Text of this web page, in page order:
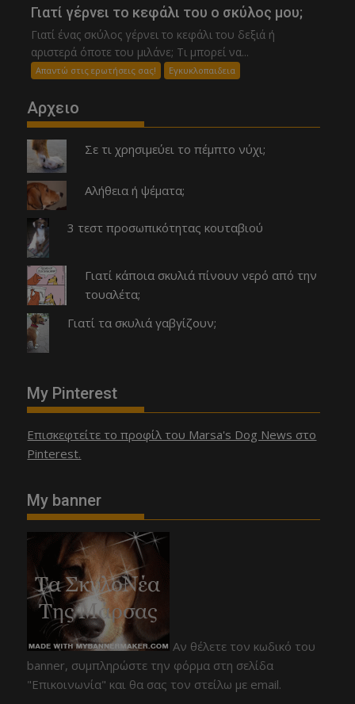
Γιατί γέρνει το κεφάλι του ο σκύλος μου;
Γιατί ένας σκύλος γέρνει το κεφάλι του δεξιά ή
αριστερά όποτε του μιλάνε; Τι μπορεί να...
Απαντώ στις ερωτήσεις σας! Εγκυκλοπαιδεια
Αρχειο
Σε τι χρησιμεύει το πέμπτο νύχι;
Αλήθεια ή ψέματα;
3 τεστ προσωπικότητας κουταβιού
Γιατί κάποια σκυλιά πίνουν νερό από την
τουαλέτα;
Γιατί τα σκυλιά γαβγίζουν;
My Pinterest
Επισκεφτείτε το προφίλ του Marsa's Dog News στο
Pinterest.
My banner
Αν θέλετε τον κωδικό του
banner, συμπληρώστε την φόρμα στη σελίδα
"Επικοινωνία" και θα σας τον στείλω με email.